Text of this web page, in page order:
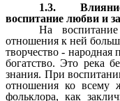
1.3. Влияние
воспитание любви и
На
отношения к ней
творчество - народная
богатство. Это река
знания. При
отношения ко всему
фольклора, как